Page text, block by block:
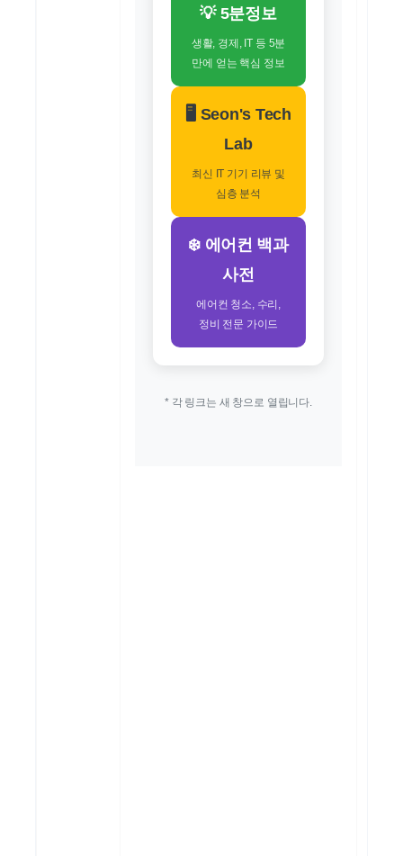
💡 5분정보
생활, 경제, IT 등 5분
만에 얻는 핵심 정보
🖥️ Seon's Tech
Lab
최신 IT 기기 리뷰 및
심층 분석
❄️ 에어컨 백과
사전
에어컨 청소, 수리,
정비 전문 가이드
* 각 링크는 새 창으로 열립니다.